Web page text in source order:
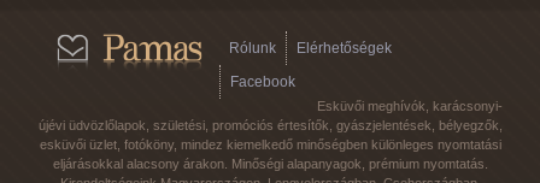
Rólunk
Elérhetőségek
Facebook
Esküvői meghívók, karácsonyi-
újévi üdvözlőlapok, születési, promóciós értesítők, gyászjelentések, bélyegzők,
esküvői üzlet, fotóköny, mindez kiemelkedő minőségben különleges nyomtatási
eljárásokkal alacsony árakon. Minőségi alapanyagok, prémium nyomtatás.